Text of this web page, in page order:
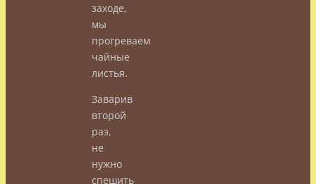
заходе,
мы
прогреваем
чайные
листья.
Заварив
второй
раз,
не
нужно
спешить